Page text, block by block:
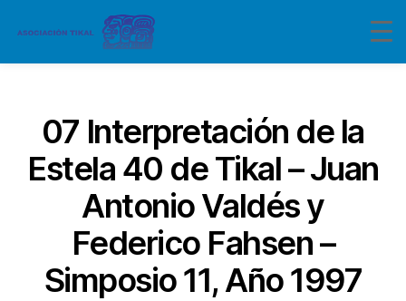
07 Interpretación de la
Estela 40 de Tikal – Juan
Antonio Valdés y
Federico Fahsen –
Simposio 11, Año 1997